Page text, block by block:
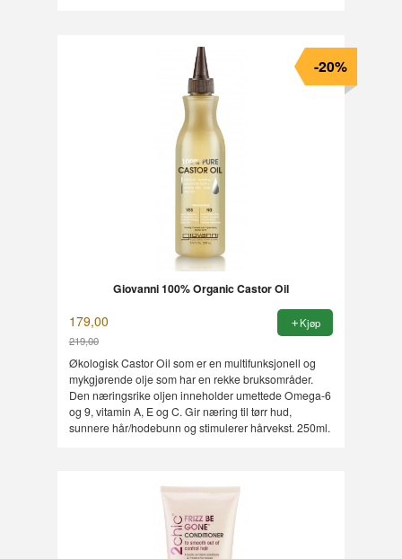
Giovanni 100% Organic Castor Oil
179,00
219,00
Rabatt
-20%
Kjøp
Økologisk Castor Oil som er en multifunksjonell og
mykgjørende olje som har en rekke bruksområder.
Den næringsrike oljen inneholder umettede Omega-6
og 9, vitamin A, E og C. Gir næring til tørr hud,
sunnere hår/hodebunn og stimulerer hårvekst. 250ml.